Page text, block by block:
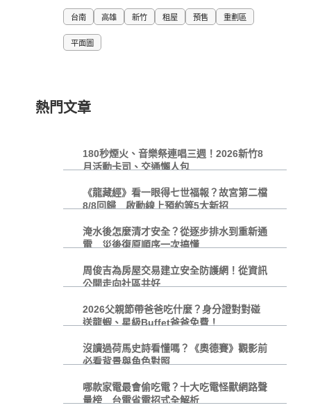
台南 高雄 新竹 租屋 預售 重劃區
平面圖
熱門文章
180秒煙火、音樂祭連唱三週！2026新竹8
月活動卡司、交通懶人包
《龍藏經》看一眼得七世福報？故宮第二檔
8/8回歸 啟動線上預約等5大新招
淹水後怎麼清才安全？從逐步排水到重新通
電 災後復原順序一次搞懂
周俊吉為房屋交易建立安全防護網！從資訊
公開走向社區共好
2026父親節帶爸爸吃什麼？身分證對對碰
送龍蝦、星級Buffet爸爸免費！
沒讀過荷馬史詩看懂嗎？《奧德賽》觀影前
必看背景與角色對照
哪款家電最會偷吃電？十大吃電怪獸網路聲
量榜 台電省電招式全解析